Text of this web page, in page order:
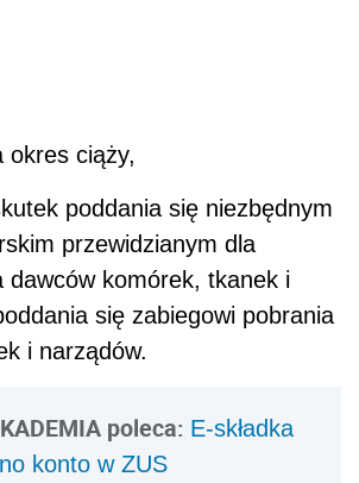
okres ciąży,
poddania się niezbędnym
przewidzianym dla
dawców komórek, tkanek i
się zabiegowi pobrania
i narządów.
poleca: E-składka
konto w ZUS